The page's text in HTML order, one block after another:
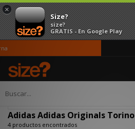
×
Size?
size?
GRATIS - En Google Play
Página principal
Adidas Adidas Originals Torino
4 productos encontrados